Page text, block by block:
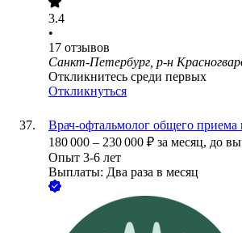
3.4
•
17 отзывов
Санкт-Петербург, р-н
Откликнитесь среди первых
Откликнуться
Врач-офтальмолог общего
180 000 – 230 000 ₽ за месяц, до
Опыт 3-6 лет
Выплаты: Два раза в месяц